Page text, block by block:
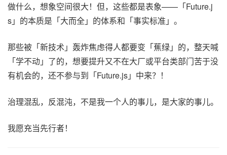
做什么，想象空间很大！但，这些都是表象——「Future.j
s」的本质是「大而全」的体系和「事实标准」。
那些被「新技术」轰炸焦虑得人都要变「蕉绿」的，整天喊
「学不动」了的，想要提升又不在大厂或平台类部门苦于没
有机会的，还不参与到「Future.js」中来？！
治理混乱，反混沌，不是我一个人的事儿，是大家的事儿。
我愿充当先行者！